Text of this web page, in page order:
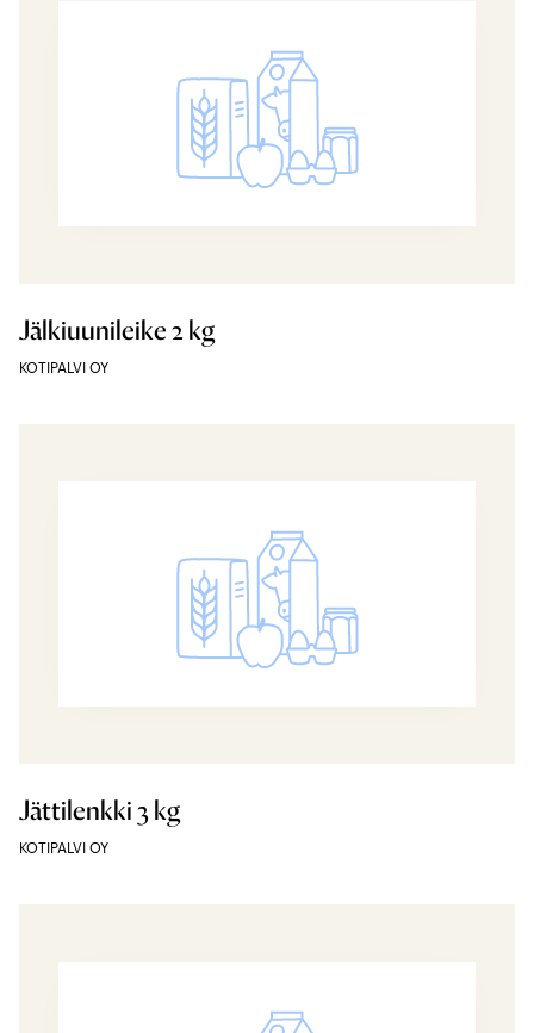
Jälkiuunileike 2 kg
KOTIPALVI OY
Jättilenkki 3 kg
KOTIPALVI OY